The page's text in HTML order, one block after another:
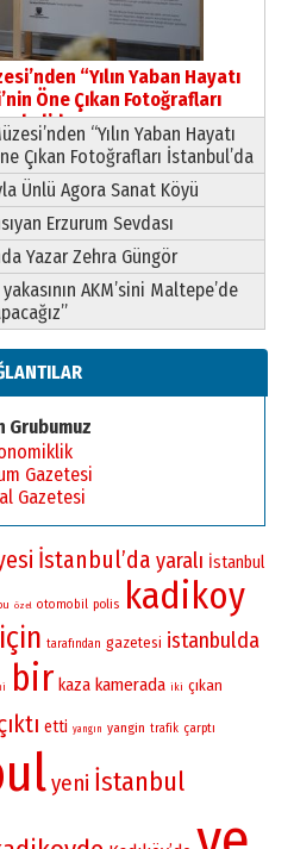
Şirin’e
“Yılın Yaban Hayatı
Öne Çıkan Fotoğrafları
“Yılın Yaban Hayatı
Çıkan Fotoğrafları İstanbul’da
Ünlü Agora Sanat Köyü
Erzurum Sevdası
Yazar Zehra Güngör
AKM’sini Maltepe’de
Grubumuz
Gazetesi
Gazetesi
İstanbul’da yaralı İstanbul
özel otomobil polis kadikoy
için tarafından gazetesi istanbulda
bir kaza kamerada iki çıkan
etti yangın yangin trafik çarptı
yeni İstanbul